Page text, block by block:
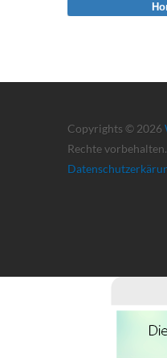
Copyrights © 2026
Rechte vorbehalten.